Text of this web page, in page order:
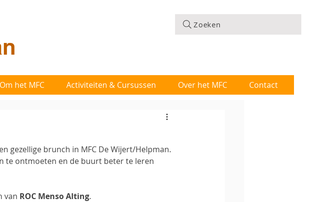
Zoeken
Om het MFC Activiteiten & Cursussen Over het MFC Contact
gezellige brunch in MFC De Wijert/Helpman.
te ontmoeten en de buurt beter te leren
van ROC Menso Alting.